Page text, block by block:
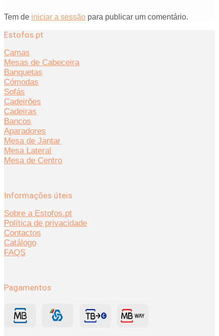
Tem de iniciar a sessão para publicar um comentário.
Estofos.pt
Camas
Mesas de Cabeceira
Banquetas
Cómodas
Sofás
Cadeirões
Cadeiras
Bancos
Aparadores
Mesa de Jantar
Mesa Lateral
Mesa de Centro
Informações úteis
Sobre a Estofos.pt
Política de privacidade
Contactos
Catálogo
FAQS
Pagamentos